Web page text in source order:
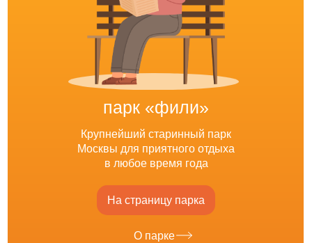
О парке
На страницу парка
парк «фили»
Крупнейший старинный парк
Москвы для приятного отдыха
в любое время года